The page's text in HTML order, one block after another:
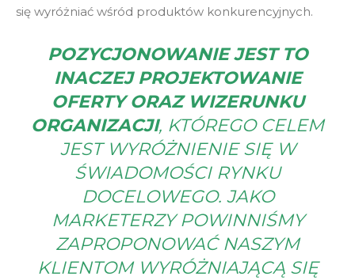
się wyróżniać wśród produktów konkurencyjnych.
POZYCJONOWANIE JEST TO
INACZEJ PROJEKTOWANIE
OFERTY ORAZ WIZERUNKU
ORGANIZACJI, KTÓREGO CELEM
JEST WYRÓŻNIENIE SIĘ W
ŚWIADOMOŚCI RYNKU
DOCELOWEGO. JAKO
MARKETERZY POWINNIŚMY
ZAPROPONOWAĆ NASZYM
KLIENTOM WYRÓŻNIAJĄCĄ SIĘ